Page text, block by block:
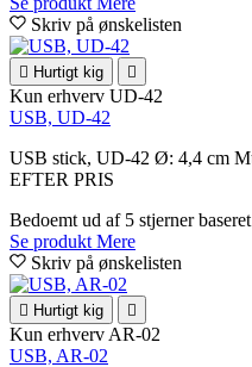
Skriv på ønskelisten
 Hurtigt kig 
Kun erhverv UD-42
USB, UD-42
USB stick, UD-42 Ø: 4,4 cm
EFTER PRIS
Bedoemt ud af 5 stjerner
Se produkt Mere
Skriv på ønskelisten
 Hurtigt kig 
Kun erhverv AR-02
USB, AR-02